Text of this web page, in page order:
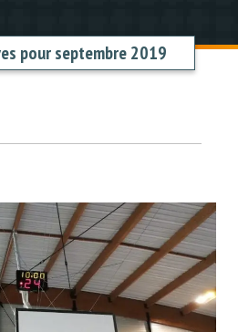
pour septembre 2019